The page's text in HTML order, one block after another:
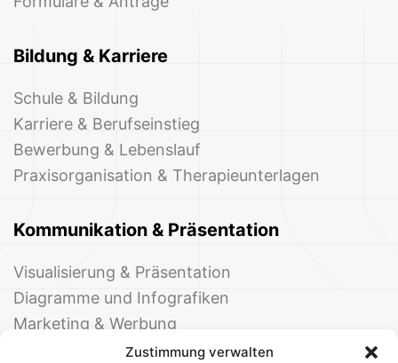
Zustimmung verwalten
Bildung & Karriere
Schule & Bildung
Karriere & Berufseinstieg
Bewerbung & Lebenslauf
Praxisorganisation & Therapieunterlagen
Kommunikation & Präsentation
Visualisierung & Präsentation
Diagramme und Infografiken
Marketing & Werbung
Events & Einladungen